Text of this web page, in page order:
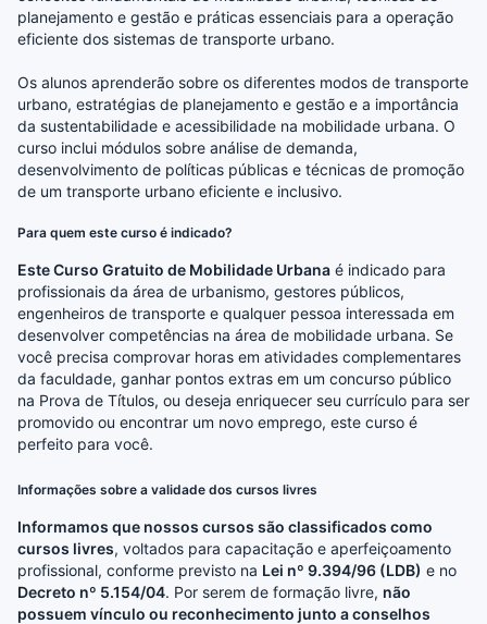
planejamento e gestão e práticas essenciais para a operação
eficiente dos sistemas de transporte urbano.
Os alunos aprenderão sobre os diferentes modos de transporte
urbano, estratégias de planejamento e gestão e a importância
da sustentabilidade e acessibilidade na mobilidade urbana. O
curso inclui módulos sobre análise de demanda,
desenvolvimento de políticas públicas e técnicas de promoção
de um transporte urbano eficiente e inclusivo.
Para quem este curso é indicado?
Este Curso Gratuito de Mobilidade Urbana é indicado para
profissionais da área de urbanismo, gestores públicos,
engenheiros de transporte e qualquer pessoa interessada em
desenvolver competências na área de mobilidade urbana. Se
você precisa comprovar horas em atividades complementares
da faculdade, ganhar pontos extras em um concurso público
na Prova de Títulos, ou deseja enriquecer seu currículo para ser
promovido ou encontrar um novo emprego, este curso é
perfeito para você.
Informações sobre a validade dos cursos livres
Informamos que nossos cursos são classificados como
cursos livres, voltados para capacitação e aperfeiçoamento
profissional, conforme previsto na Lei nº 9.394/96 (LDB) e no
Decreto nº 5.154/04. Por serem de formação livre, não
possuem vínculo ou reconhecimento junto a conselhos